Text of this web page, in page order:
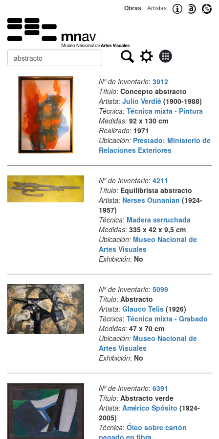
Obras Artistas
Buscar
Nº de Inventario: 3912
Título: Concepto abstracto
Artista: Julio Verdié(1900-1988)
Técnica: Técnica mixta - Pintura
Medidas: 92 x 130 cm
Realizado: 1971
Ubicación: Prestado: Ministerio de
Relaciones Exteriores
Nº de Inventario: 4211
Título: Equilibrista abstracto
Artista: Nerses Ounanian (1924-
1957)
Técnica: Madera serruchada
Medidas: 335 x 42 x 9,5 cm
Ubicación: Museo Nacional de
Artes Visuales
Exhibición: No
Nº de Inventario: 5099
Título: Abstracto
Artista: Glauco Telis(1926)
Técnica: Técnica mixta - Grabado
Medidas: 47 x 70 cm
Ubicación: Museo Nacional de
Artes Visuales
Exhibición: No
Nº de Inventario: 6391
Título: Abstracto verde
Artista: Américo Spósito (1924-
2005)
Técnica: Óleo sobre cartón
pegado en fibra